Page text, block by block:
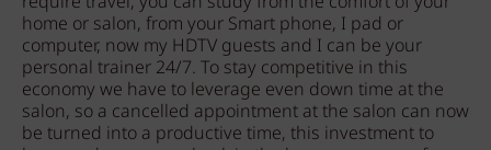
home or salon, from your Smart phone, I pad or
computer, now my HDTV guests and I can be your
personal trainer 24/7. To stay competitive in this
economy we have to leverage even down time at the
salon, so a cancelled appointment at the salon can now
be turned into a productive time, this investment to